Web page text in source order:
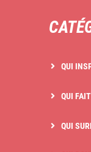
QUI
QUI
QUI